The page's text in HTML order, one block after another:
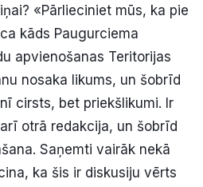
«Pārlieciniet mūs, ka pie
kāds Paugurciema
apvienošanas Teritorijas
nosaka likums, un šobrīd
cirsts, bet priekšlikumi. Ir
otrā redakcija, un šobrīd
Saņemti vairāk nekā
ka šis ir diskusiju vērts